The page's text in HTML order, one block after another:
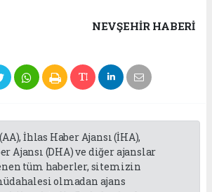
NEVŞEHIR HABERİ
İhlas Haber Ajansı (İHA),
Ajansı (DHA) ve diğer ajanslar
tüm haberler, sitemizin
olmadan ajans